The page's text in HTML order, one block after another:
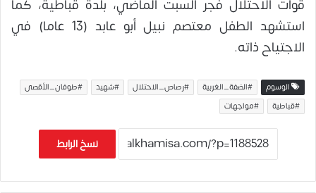
قوات الاحتلال فجر السبت الماضي، بلدة قباطية، كما
استشهد الطفل معتصم نبيل أبو عابد (13 عاما) في
الاجتياح ذاته.
الوسوم #الضفة_الغربية #رصاص_الاحتلال #شهيد
#طوفان_الأقصى
#قباطية
#مواجهات
نسخ الرابط